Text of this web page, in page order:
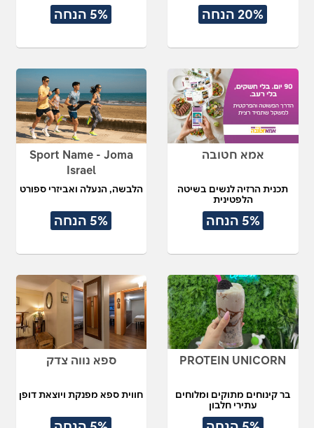
20% הנחה 5% הנחה
אמא חטובה
תכנית הרזיה לנשים בשיטה
הלפטינית
5% הנחה
Sport Name - Joma
Israel
הלבשה, הנעלה ואביזרי ספורט
5% הנחה
PROTEIN UNICORN
בר קינוחים מתוקים ומלוחים
עתירי חלבון
ספא נווה צדק
חווית ספא מפנקת ויוצאת דופן